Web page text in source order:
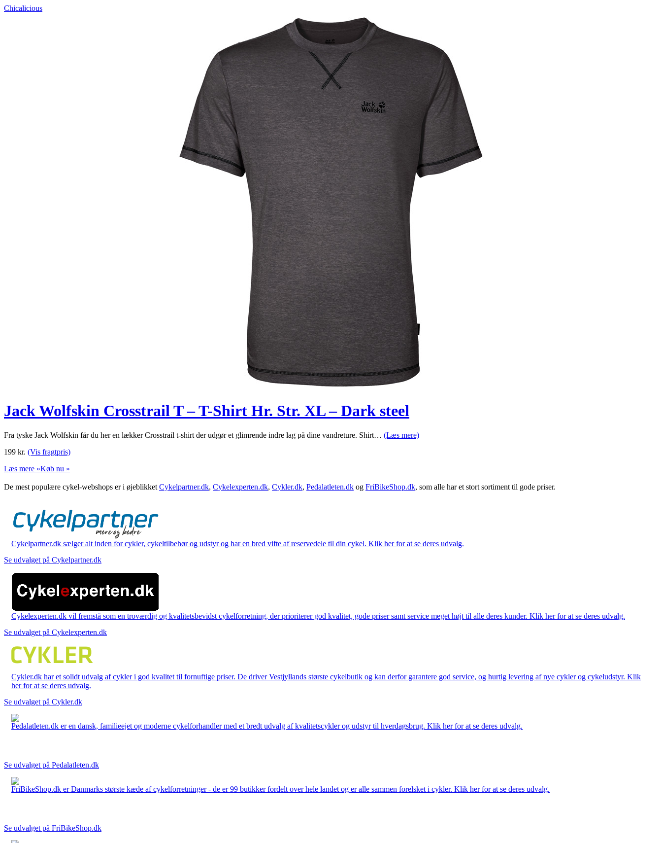
Chicalicious
Jack Wolfskin Crosstrail T – T-Shirt Hr. Str. XL – Dark steel
Fra tyske Jack Wolfskin får du her en lækker Crosstrail t-shirt der udgør et glimrende indre lag på dine vandreture. Shirt… (Læs mere)
199 kr. (Vis fragtpris)
Læs mere »Køb nu »
De mest populære cykel-webshops er i øjeblikket Cykelpartner.dk, Cykelexperten.dk, Cykler.dk, Pedalatleten.dk og FriBikeShop.dk, som alle har et stort sortiment til gode priser.
Cykelpartner.dk sælger alt inden for cykler, cykeltilbehør og udstyr og har en bred vifte af reservedele til din cykel. Klik her for at se deres udvalg.
Se udvalget på Cykelpartner.dk
Cykelexperten.dk vil fremstå som en troværdig og kvalitetsbevidst cykelforretning, der prioriterer god kvalitet, gode priser samt service meget højt til alle deres kunder. Klik her for at se deres udvalg.
Se udvalget på Cykelexperten.dk
Cykler.dk har et solidt udvalg af cykler i god kvalitet til fornuftige priser. De driver Vestjyllands største cykelbutik og kan derfor garantere god service, og hurtig levering af nye cykler og cykeludstyr. Klik
her for at se deres udvalg.
Se udvalget på Cykler.dk
Pedalatleten.dk er en dansk, familieejet og moderne cykelforhandler med et bredt udvalg af kvalitetscykler og udstyr til hverdagsbrug. Klik her for at se deres udvalg.
Se udvalget på Pedalatleten.dk
FriBikeShop.dk er Danmarks største kæde af cykelforretninger - de er 99 butikker fordelt over hele landet og er alle sammen forelsket i cykler. Klik her for at se deres udvalg.
Se udvalget på FriBikeShop.dk